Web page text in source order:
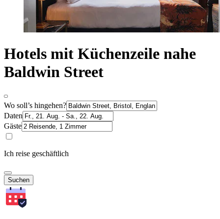
Hotels mit Küchenzeile nahe
Baldwin Street
Wo soll’s hingehen?
Daten
Gäste
Ich reise geschäftlich
Suchen